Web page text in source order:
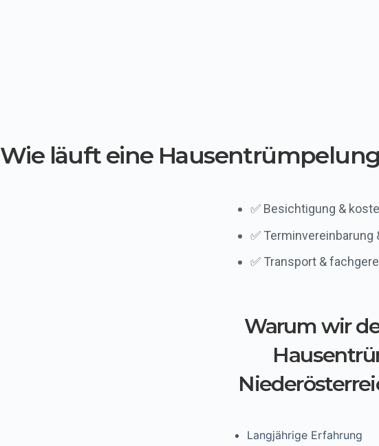
Wie läuft eine
✅ Besichtigung &
✅ Terminvereinbarung
✅ Transport &
Warum wir
Langjährige Erfahrung